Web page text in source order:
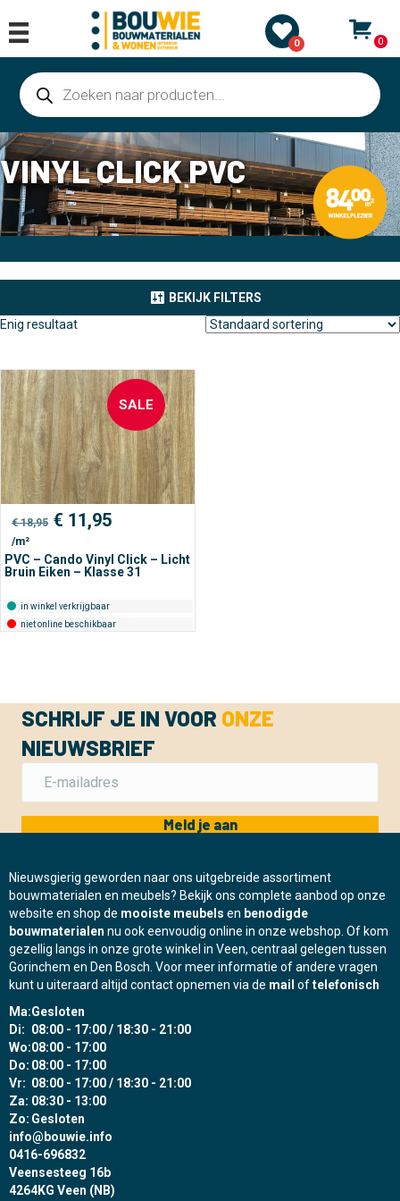
0 0
Producten
zoeken
VINYL CLICK PVC
BEKIJK FILTERS
Enig resultaat
SALE
€18,95 Oorspronkelijke
prijs
€ 18,95.
€ 11,95Huidige
€ 11,95.
/m²
PVC – Cando Vinyl Click – Licht
Bruin Eiken – Klasse 31
in winkel verkrijgbaar
niet online beschikbaar
SCHRIJF JE IN VOOR ONZE
NIEUWSBRIEF
Meld je aan
Nieuwsgierig geworden naar ons uitgebreide assortiment
bouwmaterialen en meubels? Bekijk ons complete aanbod op onze
website en shop de mooiste meubels en benodigde
bouwmaterialen nu ook eenvoudig online in onze webshop. Of kom
gezellig langs in onze grote winkel in Veen, centraal gelegen tussen
Gorinchem en Den Bosch. Voor meer informatie of andere vragen
kunt u uiteraard altijd contact opnemen via de mail oftelefonisch
Ma:Gesloten
Di: 08:00 - 17:00 / 18:30 - 21:00
Wo:08:00 - 17:00
Do: 08:00 - 17:00
Vr: 08:00 - 17:00 / 18:30 - 21:00
Za: 08:30 - 13:00
Zo: Gesloten
info@bouwie.info
0416-696832
Veensesteeg 16b
4264KG Veen (NB)